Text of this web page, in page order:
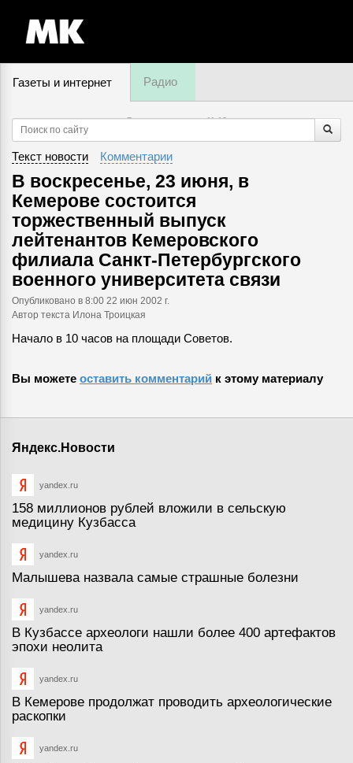
Газеты и интернет Радио
7 августа, пятница,11:18
Текст новости Комментарии
В воскресенье, 23 июня, в
Кемерове состоится
торжественный выпуск
лейтенантов Кемеровского
филиала Санкт-Петербургского
военного университета связи
Опубликовано в 8:00 22 июн 2002 г.
Автор текста Илона Троицкая
Начало в 10 часов на площади Советов.
Вы можете оставить комментарий к этому материалу
Яндекс.Новости
yandex.ru
158 миллионов рублей вложили в сельскую
медицину Кузбасса
yandex.ru
Малышева назвала самые страшные болезни
yandex.ru
В Кузбассе археологи нашли более 400 артефактов
эпохи неолита
yandex.ru
В Кемерове продолжат проводить археологические
раскопки
yandex.ru